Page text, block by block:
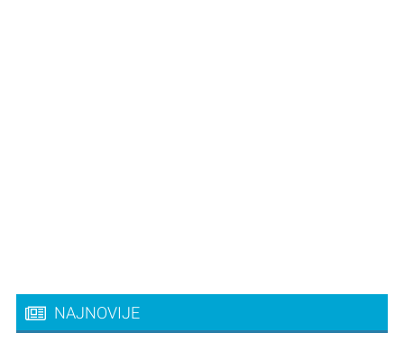
NAJNOVIJE